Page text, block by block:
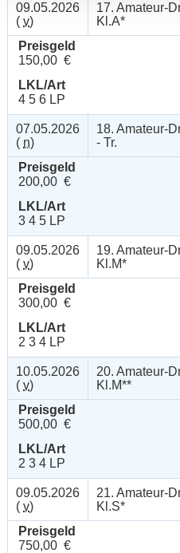
09.05.2026
( v)
17. Amateur-
Kl.A*
Preisgeld
150,00 €
LKL/Art
4 5 6 LP
07.05.2026
( n)
18. Amateur-
- Tr.
Preisgeld
200,00 €
LKL/Art
3 4 5 LP
09.05.2026
( v)
19. Amateur-
Kl.M*
Preisgeld
300,00 €
LKL/Art
2 3 4 LP
10.05.2026
( v)
20. Amateur-
Kl.M**
Preisgeld
500,00 €
LKL/Art
2 3 4 LP
09.05.2026
( v)
21. Amateur-
Kl.S*
Preisgeld
750,00 €